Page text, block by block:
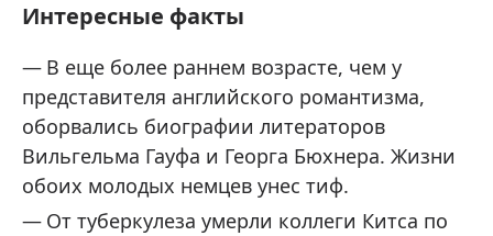
Интересные факты
В еще более раннем возрасте, чем у
представителя английского романтизма,
оборвались биографии литераторов
Вильгельма Гауфа и Георга Бюхнера. Жизни
обоих молодых немцев унес тиф.
От туберкулеза умерли коллеги Китса по